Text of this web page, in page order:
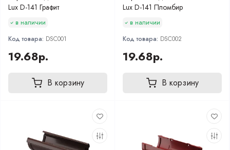
Lux D-141 Графит
в наличии
Код товара: DSC001
19.68р.
В корзину
Lux D-141 Пломбир
в наличии
Код товара: DSC002
19.68р.
В корзину